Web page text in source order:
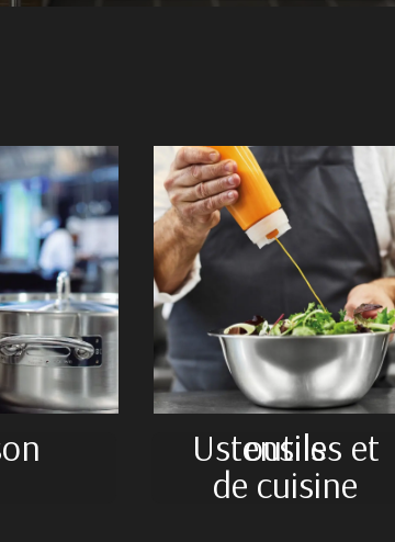
Ustensiles et outils
de cuisine